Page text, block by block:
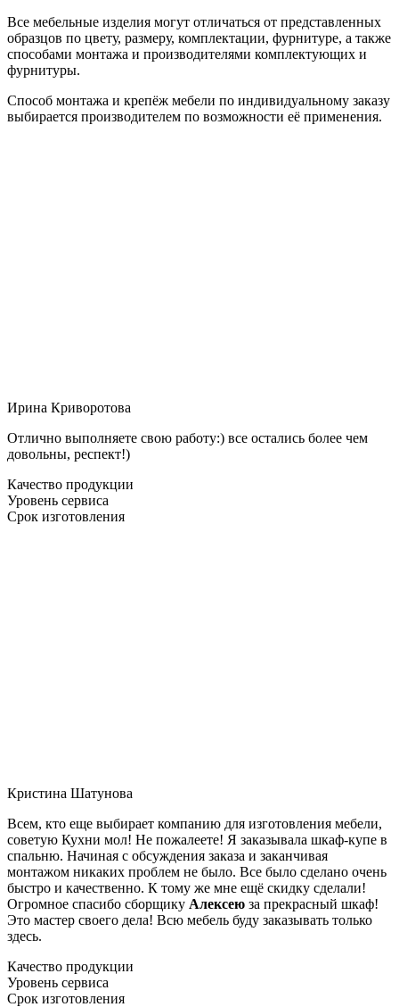
Все мебельные изделия могут отличаться от представленных
образцов по цвету, размеру, комплектации, фурнитуре, а также
способами монтажа и производителями комплектующих и
фурнитуры.
Способ монтажа и крепёж мебели по индивидуальному заказу
выбирается производителем по возможности её применения.
Ирина Криворотова
Отлично выполняете свою работу:) все остались более чем
довольны, респект!)
Качество продукции
Уровень сервиса
Срок изготовления
Кристина Шатунова
Всем, кто еще выбирает компанию для изготовления мебели,
советую Кухни мол! Не пожалеете! Я заказывала шкаф-купе в
спальню. Начиная с обсуждения заказа и заканчивая
монтажом никаких проблем не было. Все было сделано очень
быстро и качественно. К тому же мне ещё скидку сделали!
Огромное спасибо сборщику Алексею за прекрасный шкаф!
Это мастер своего дела! Всю мебель буду заказывать только
здесь.
Качество продукции
Уровень сервиса
Срок изготовления